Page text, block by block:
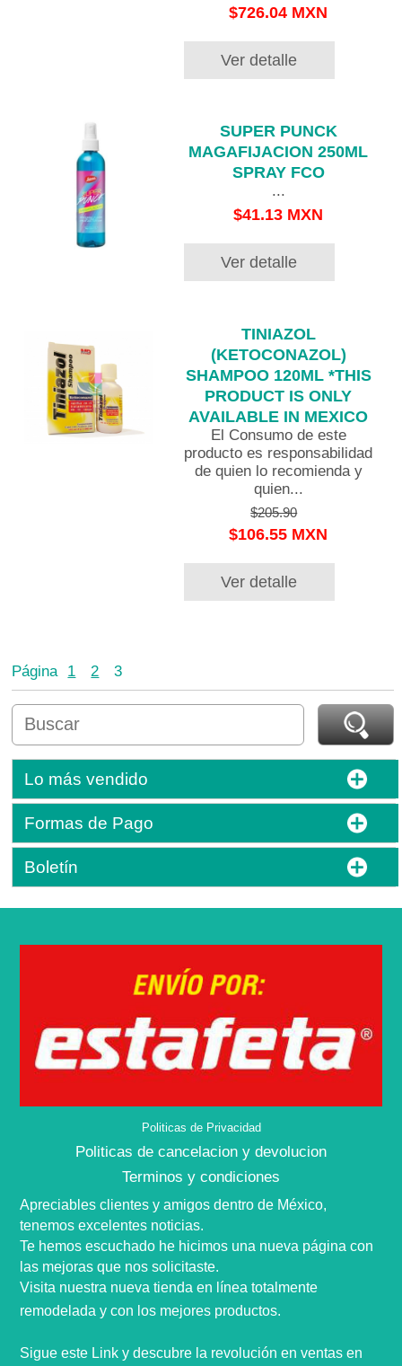
$726.04 MXN
Ver detalle
SUPER PUNCK
MAGAFIJACION 250ML
SPRAY FCO
...
$41.13 MXN
Ver detalle
TINIAZOL
(KETOCONAZOL)
SHAMPOO 120ML *THIS
PRODUCT IS ONLY
AVAILABLE IN MEXICO
El Consumo de este
producto es responsabilidad
de quien lo recomienda y
quien...
$205.90
$106.55 MXN
Ver detalle
Página 1 2 3
Lo más vendido
Formas de Pago
Boletín
Politicas de Privacidad
Politicas de cancelacion y devolucion
Terminos y condiciones
Apreciables clientes y amigos dentro de México,
tenemos excelentes noticias.
Te hemos escuchado he hicimos una nueva página con
las mejoras que nossolicitaste.
Visita nuestra nueva tienda en línea totalmente
remodelada y con los mejores productos.
Sigue este Link y descubre la revolución en ventas en